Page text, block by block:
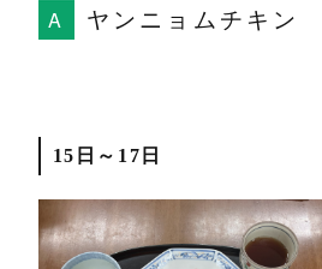
ヤンニョムチキン
15日～17日